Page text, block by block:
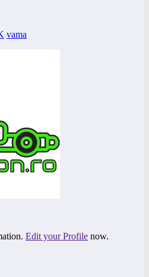
vama
Edit your Profile now.